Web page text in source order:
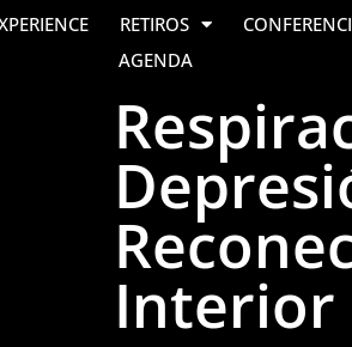
RETIROS
AGENDA
Interior